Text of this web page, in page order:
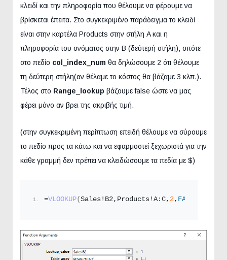
κλειδί και την πληροφορία που θέλουμε να φέρουμε να
βρίσκεται έπειτα. Στο συγκεκριμένο παράδειγμα το κλειδί
είναι στην καρτέλα Products στην στήλη A και η
πληροφορία του ονόματος στην B (δεύτερή στήλη), οπότε
στο πεδίο col_index_num θα δηλώσουμε 2 ότι θέλουμε
τη δεύτερη στήλη(αν θέλαμε το κόστος θα βάζαμε 3 κλπ.).
Τέλος στο Range_lookup βάζουμε false ώστε να μας
φέρει μόνο αν βρει της ακριβής τιμή.
(στην συγκεκριμένη περίπτωση επειδή θέλουμε να σύρουμε
το πεδίο προς τα κάτω και να εφαρμοστεί ξεχωριστά για την
κάθε γραμμή δεν πρέπει να κλειδώσουμε τα πεδία με $)
=VLOOKUP(Sales!B2,Products!A:C, 2, FALSE